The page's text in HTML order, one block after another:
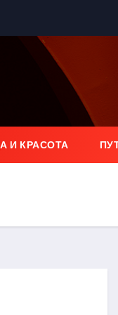
И КРАСОТА